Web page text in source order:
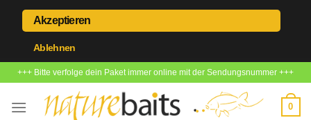
Akzeptieren
Ablehnen
Zum
springen
+++ Bitte verfolge dein Paket immer online mit der Sendungsnummer +++
0